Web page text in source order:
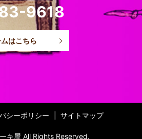
9618
はこちら
シーポリシー サイトマップ
キ屋 All Rights Reserved.